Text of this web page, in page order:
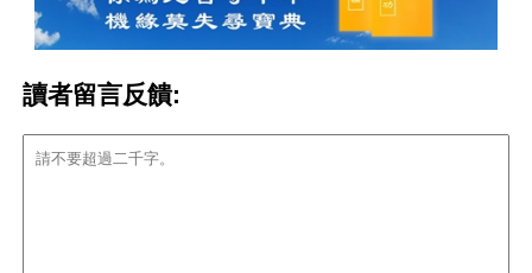
讀者留言反饋: